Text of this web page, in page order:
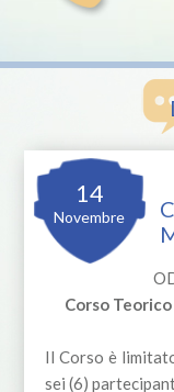
14
Novembre
Corso
Il Corso è
sei (6)